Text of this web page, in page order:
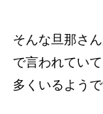
そんな旦那さ
で言われてい
多くいるようで